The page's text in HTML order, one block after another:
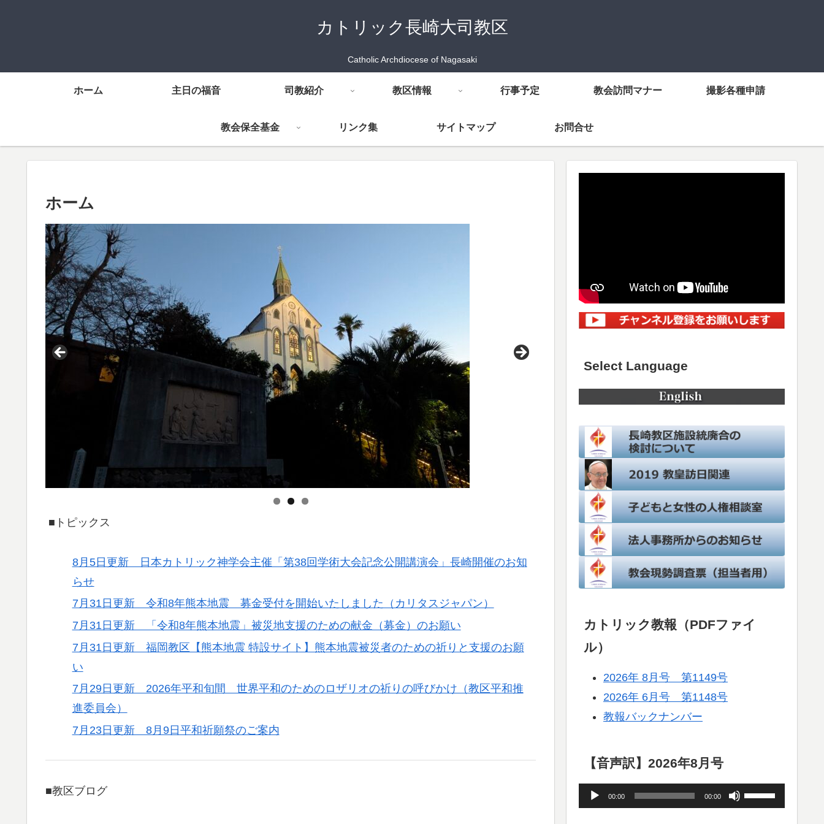
カトリック長崎大司教区
Catholic Archdiocese of Nagasaki
ホーム 主日の福音 司教紹介 教区情報 行事予定 教会訪問マナー 撮影各種申請
教会保全基金 リンク集 サイトマップ お問合せ
ホーム
■トピックス
8月5日更新 日本カトリック神学会主催「第38回学術大会記念公開講演会」長崎開催のお知
らせ
7月31日更新 令和8年熊本地震 募金受付を開始いたしました（カリタスジャパン）
7月31日更新 「令和8年熊本地震」被災地支援のための献金（募金）のお願い
7月31日更新 福岡教区【熊本地震 特設サイト】熊本地震被災者のための祈りと支援のお願
い
7月29日更新 2026年平和旬間 世界平和のためのロザリオの祈りの呼びかけ（教区平和推
進委員会）
7月23日更新 8月9日平和祈願祭のご案内
■教区ブログ
Select Language
カトリック教報（PDFファイ
ル）
2026年 8月号 第1149号
2026年 6月号 第1148号
教報バックナンバー
【音声訳】2026年8月号
声
00:00 00:00
ボ
リ